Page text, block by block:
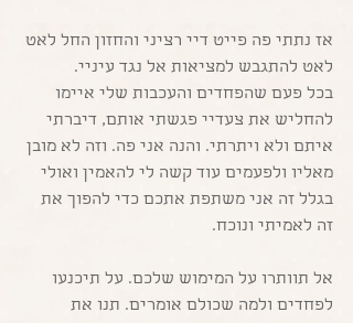
אז נתתי פה פייט דיי רציני והחזון החל לאט
לאט להתגבש למציאות אל נגד עיניי.
בכל פעם שהפחדים והעכבות שלי איימו
להחליש את צעדיי פגשתי אותם, דיברתי
איתם ולא ויתרתי. והנה אני פה. וזה לא מובן
מאליו ולפעמים עוד קשה לי להאמין ואולי
בגלל זה אני משתפת אתכם כדי להפוך את
זה לאמיתי ונוכח.
אל תוותרו על המימוש שלכם. על תיכנעו
לפחדים ולמה שכולם אומרים. תנו את